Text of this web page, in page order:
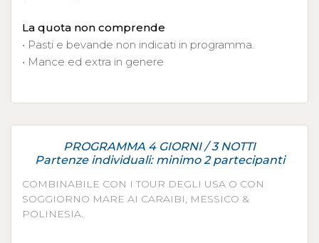
La quota non comprende
• Pasti e bevande non indicati in programma.
• Mance ed extra in genere
PROGRAMMA 4 GIORNI / 3 NOTTI
Partenze individuali: minimo 2 partecipanti
COMBINABILE CON I TOUR DEGLI USA O CON
SOGGIORNO MARE AI CARAIBI, MESSICO &
POLINESIA.